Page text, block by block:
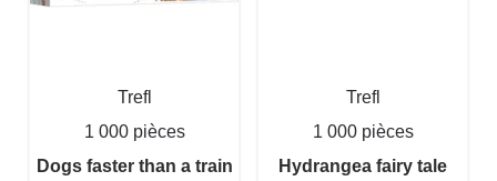
Trefl
1 000 pièces
Dogs faster than a train
Trefl
1 000 pièces
Hydrangea fairy tale